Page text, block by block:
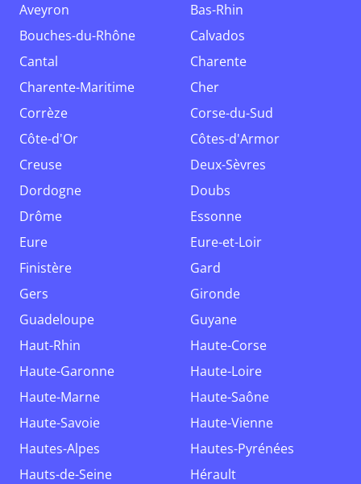
Aveyron
Bas-Rhin
Bouches-du-Rhône
Calvados
Cantal
Charente
Charente-Maritime
Cher
Corrèze
Corse-du-Sud
Côte-d'Or
Côtes-d'Armor
Creuse
Deux-Sèvres
Dordogne
Doubs
Drôme
Essonne
Eure
Eure-et-Loir
Finistère
Gard
Gers
Gironde
Guadeloupe
Guyane
Haut-Rhin
Haute-Corse
Haute-Garonne
Haute-Loire
Haute-Marne
Haute-Saône
Haute-Savoie
Haute-Vienne
Hautes-Alpes
Hautes-Pyrénées
Hauts-de-Seine
Hérault